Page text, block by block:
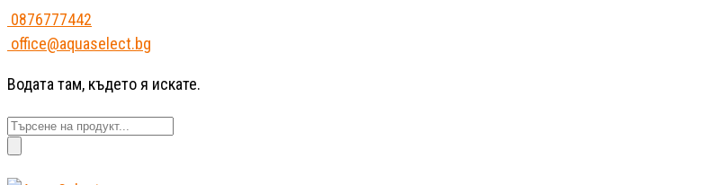
0876777442
office@aquaselect.bg
Водата там, където я искате.
Търсене